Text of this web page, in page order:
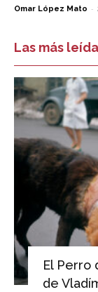
Omar López Mato -
Las más
El Perro
de